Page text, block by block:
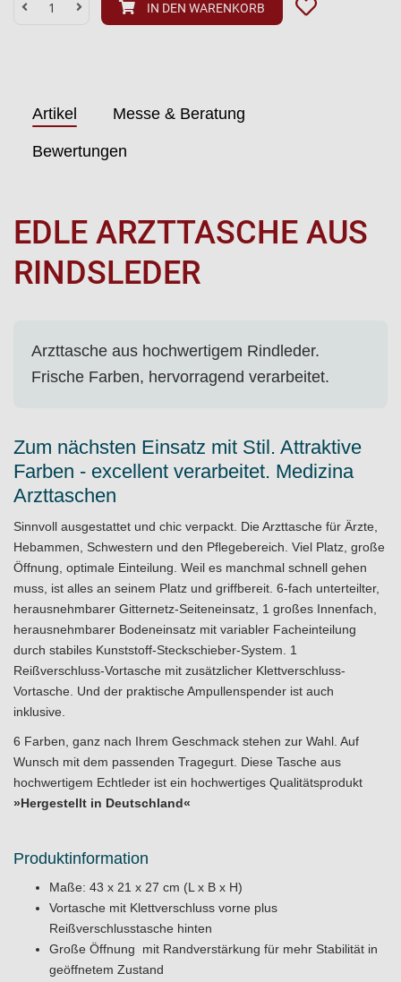
IN DEN WARENKORB
Artikel Messe & Beratung
Bewertungen
EDLE ARZTTASCHE AUS
RINDSLEDER
Arzttasche aus hochwertigem Rindleder.
Frische Farben, hervorragend verarbeitet.
Zum nächsten Einsatz mit Stil. Attraktive
Farben - excellent verarbeitet. Medizina
Arzttaschen
Sinnvoll ausgestattet und chic verpackt. Die Arzttasche für Ärzte,
Hebammen, Schwestern und den Pflegebereich. Viel Platz, große
Öffnung, optimale Einteilung. Weil es manchmal schnell gehen
muss, ist alles an seinem Platz und griffbereit. 6-fach unterteilter,
herausnehmbarer Gitternetz-Seiteneinsatz, 1 großes Innenfach,
herausnehmbarer Bodeneinsatz mit variabler Facheinteilung
durch stabiles Kunststoff-Steckschieber-System. 1
Reißverschluss-Vortasche mit zusätzlicher Klettverschluss-
Vortasche. Und der praktische Ampullenspender ist auch
inklusive.
6 Farben, ganz nach Ihrem Geschmack stehen zur Wahl. Auf
Wunsch mit dem passenden Tragegurt. Diese Tasche aus
hochwertigem Echtleder ist ein hochwertiges Qualitätsprodukt
»Hergestellt in Deutschland«
Produktinformation
Maße: 43 x 21 x 27 cm (L x B x H)
Vortasche mit Klettverschluss vorne plus
Reißverschlusstasche hinten
Große Öffnung mit Randverstärkung für mehr Stabilität in
geöffnetem Zustand